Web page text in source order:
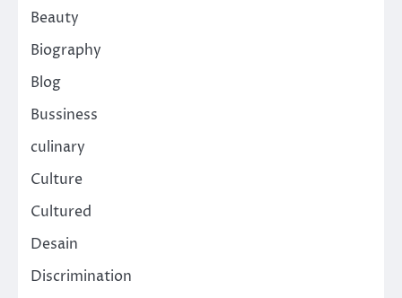
Beauty
Biography
Blog
Bussiness
culinary
Culture
Cultured
Desain
Discrimination